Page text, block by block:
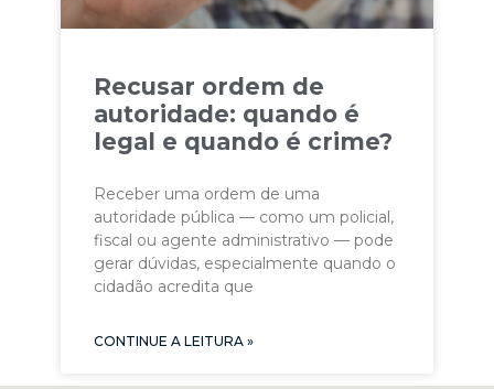
Recusar ordem de
autoridade: quando é
legal e quando é crime?
Receber uma ordem de uma
autoridade pública — como um policial,
fiscal ou agente administrativo — pode
gerar dúvidas, especialmente quando o
cidadão acredita que
CONTINUE A LEITURA »